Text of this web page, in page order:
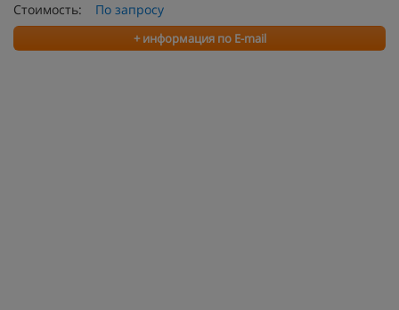
Стоимость:
По запросу
+ информация по E-mail